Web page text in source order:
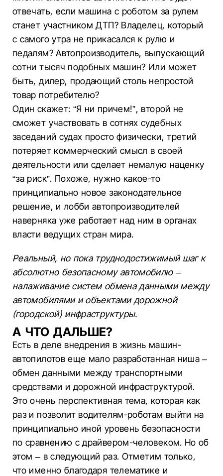
отвечать, если машина с роботом за рулем
станет участником ДТП? Владелец, который
с самого утра не прикасался к рулю и
педалям? Автопроизводитель, выпускающий
сотни тысяч подобных машин? Или может
быть, дилер, продающий столь непростой
товар потребителю?
Один скажет: “Я ни причем!”, второй не
сможет участвовать в сотнях судебных
заседаний судах просто физически, третий
потеряет коммерческий смысл в своей
деятельности или сделает немалую наценку
“за риск”. Похоже, нужно какое-то
принципиально новое законодательное
решение, и лобби автопроизводителей
наверняка уже работает над ним в органах
власти ведущих стран мира.
Реальный, но пока труднодостижимый шаг к
абсолютно безопасному автомобилю –
налаживание систем обмена данными между
автомобилями и объектами дорожной
(городской) инфраструктуры.
А ЧТО ДАЛЬШЕ?
Есть в деле внедрения в жизнь машин-
автопилотов еще мало разработанная ниша –
обмен данными между транспортными
средствами и дорожной инфраструктурой.
Это очень перспективная тема, которая как
раз и позволит водителям-роботам выйти на
принципиально иной уровень безопасности
по сравнению с драйвером-человеком. Но об
этом – в следующий раз. Отметим только,
что именно благодаря телематике и